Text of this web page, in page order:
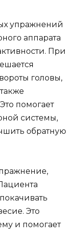
упражнений
аппарата
При
головы,
помогает
системы,
обратную
Это
и помогает